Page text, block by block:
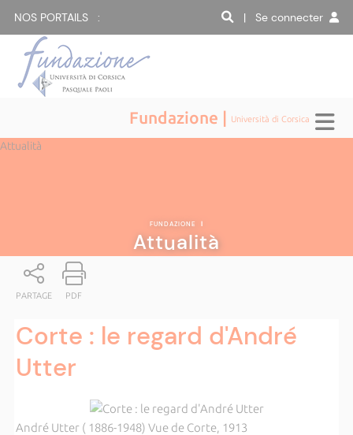
NOS PORTAILS : | Se connecter
Fundazione | Università di Corsica
Attualità
FUNDAZIONE |
Attualità
PARTAGE PDF
Corte : le regard d'André
Utter
André Utter ( 1886-1948) Vue de Corte, 1913